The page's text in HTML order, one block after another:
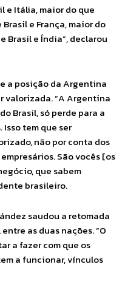
e Itália, maior do que
e França, maior do
Brasil e Índia”, declarou
a posição da Argentina
valorizada. “A Argentina
Brasil, só perde para a
Isso tem que ser
não por conta dos
São vocês [os
que sabem
brasileiro.
saudou a retomada
as duas nações. “O
a fazer com que os
a funcionar, vínculos